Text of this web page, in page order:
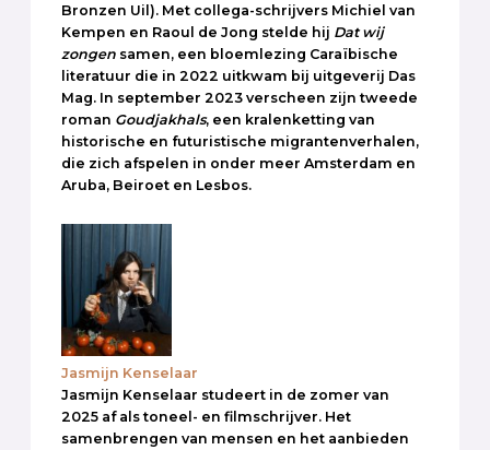
Bronzen Uil). Met collega-schrijvers Michiel van
Kempen en Raoul de Jong stelde hij Dat wij
zongen samen, een bloemlezing Caraïbische
literatuur die in 2022 uitkwam bij uitgeverij Das
Mag. In september 2023 verscheen zijn tweede
roman Goudjakhals, een kralenketting van
historische en futuristische migrantenverhalen,
die zich afspelen in onder meer Amsterdam en
Aruba, Beiroet en Lesbos.
Jasmijn Kenselaar
Jasmijn Kenselaar studeert in de zomer van
2025 af als toneel- en filmschrijver. Het
samenbrengen van mensen en het aanbieden